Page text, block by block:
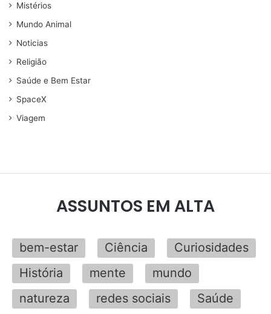
Mistérios
Mundo Animal
Noticias
Religião
Saúde e Bem Estar
SpaceX
Viagem
ASSUNTOS EM ALTA
bem-estar Ciência
Curiosidades
História
mente
mundo
natureza
redes sociais
Saúde